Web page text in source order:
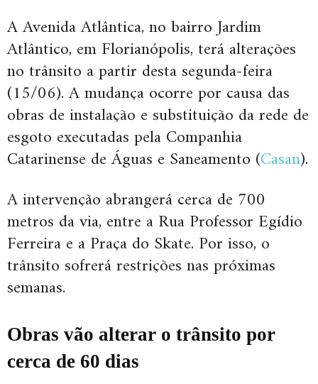
A Avenida Atlântica, no bairro Jardim
Atlântico, em Florianópolis, terá alterações
no trânsito a partir desta segunda-feira
(15/06). A mudança ocorre por causa das
obras de instalação e substituição da rede de
esgoto executadas pela Companhia
Catarinense de Águas e Saneamento (Casan).
A intervenção abrangerá cerca de 700
metros da via, entre a Rua Professor Egídio
Ferreira e a Praça do Skate. Por isso, o
trânsito sofrerá restrições nas próximas
semanas.
Obras vão alterar o trânsito por
cerca de 60 dias